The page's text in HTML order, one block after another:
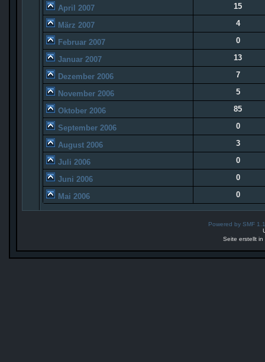
April 2007 15
März 2007 4
Februar 2007 0
Januar 2007 13
Dezember 2006 7
November 2006 5
Oktober 2006 85
September 2006 0
August 2006 3
Juli 2006 0
Juni 2006 0
Mai 2006 0
Powered by SMF
Seite erstellt